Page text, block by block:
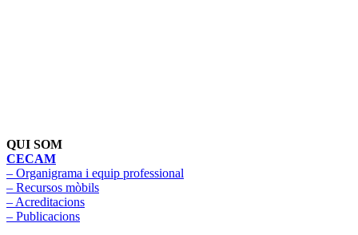
QUI SOM
CECAM
– Organigrama i equip professional
– Recursos mòbils
– Acreditacions
– Publicacions